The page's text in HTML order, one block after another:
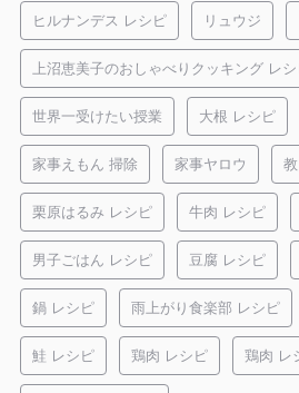
ヒルナンデス レシピ リュウジ
上沼恵美子のおしゃべりクッキング レ
世界一受けたい授業 大根 レシピ
家事えもん 掃除 家事ヤロウ
栗原はるみ レシピ 牛肉 レシピ
男子ごはん レシピ 豆腐 レシピ
鍋 レシピ 雨上がり食楽部 レシピ
鮭 レシピ 鶏肉 レシピ 鶏肉 レ